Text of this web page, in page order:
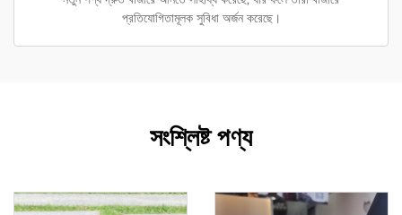
প্রতিযোগিতামূলক সুবিধা অর্জন করেছে।
সংশ্লিষ্ট পণ্য